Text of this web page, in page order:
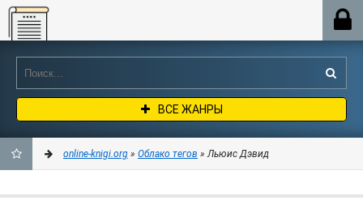
Online-knigi.org
ВСЕ ЖАНРЫ
online-knigi.org » Облако тегов » Льюис Дэвид